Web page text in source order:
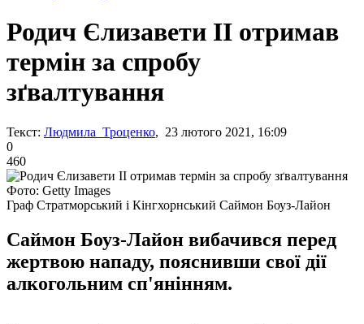
Родич Єлизавети II отримав
термін за спробу
зґвалтування
Текст: Людмила Троценко, 23 лютого 2021, 16:09
0
460
Фото: Getty Images
Граф Стратморський і Кінгхорнський Саймон Боуз-Лайон
Саймон Боуз-Лайон вибачився перед
жертвою нападу, пояснивши свої дії
алкогольним сп'янінням.